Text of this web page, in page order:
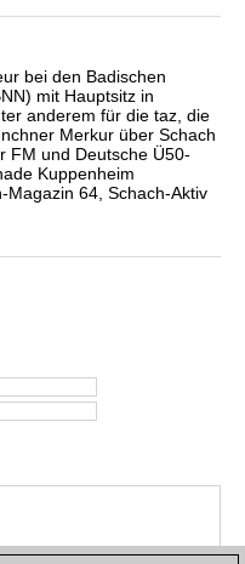
bei den Badischen
mit Hauptsitz in
anderem für die taz, die
Merkur über Schach
FM und Deutsche Ü50-
Kuppenheim
64, Schach-Aktiv